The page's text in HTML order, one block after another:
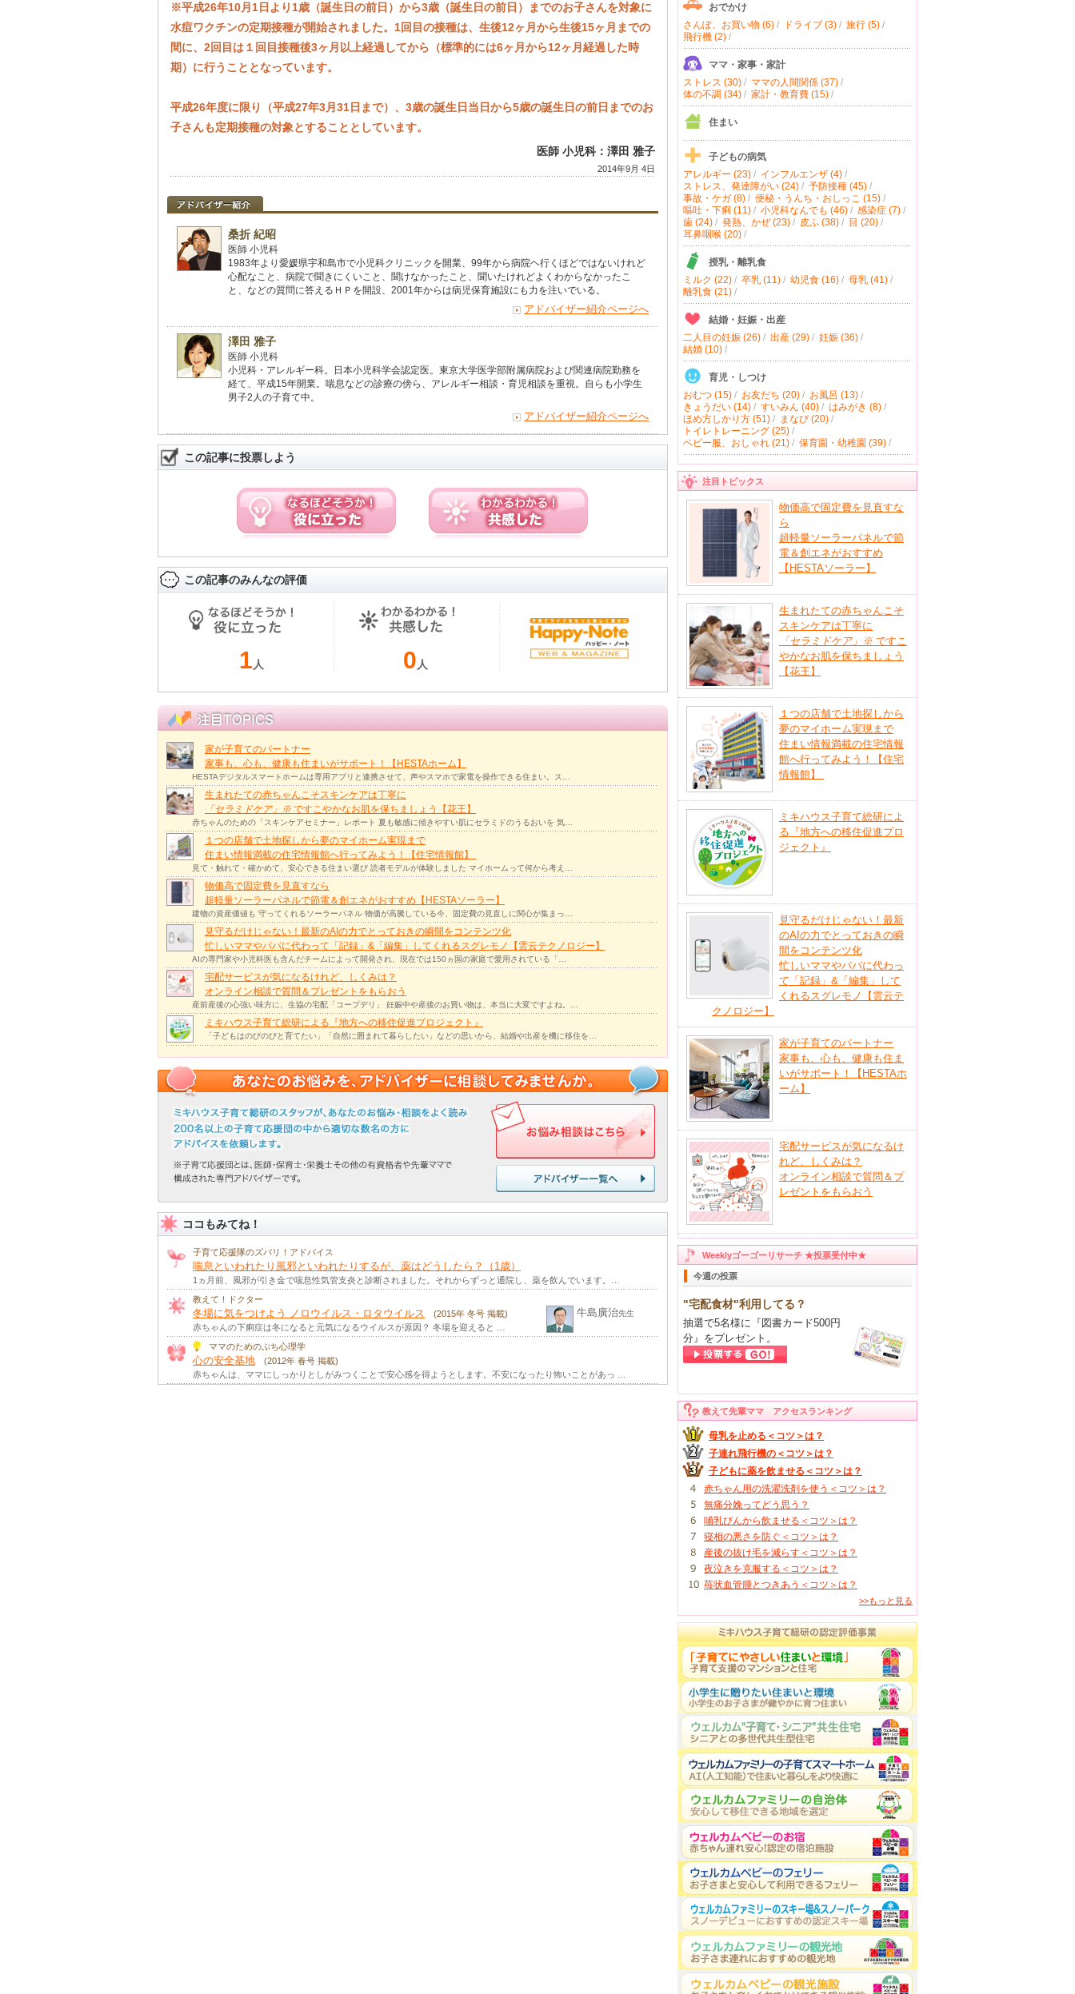
※平成26年10月1日より1歳（誕生日の前日）から3歳（誕生日の前日）までのお子さんを対象に
水痘ワクチンの定期接種が開始されました。1回目の接種は、生後12ヶ月から生後15ヶ月までの
間に、2回目は１回目接種後3ヶ月以上経過してから（標準的には6ヶ月から12ヶ月経過した時
期）に行うこととなっています。
平成26年度に限り（平成27年3月31日まで）、3歳の誕生日当日から5歳の誕生日の前日までのお
子さんも定期接種の対象とすることとしています。
医師 小児科：澤田 雅子
2014年9月 4日
桑折 紀昭
医師 小児科
1983年より愛媛県宇和島市で小児科クリニックを開業、99年から病院ヘ行くほどではないけれど
心配なこと、病院で聞きにくいこと、聞けなかったこと、聞いたけれどよくわからなかったこ
と、などの質問に答えるＨＰを開設、2001年からは病児保育施設にも力を注いでいる。
アドバイザー紹介ページへ
澤田 雅子
医師 小児科
小児科・アレルギー科。日本小児科学会認定医。東京大学医学部附属病院および関連病院勤務を
経て、平成15年開業。喘息などの診療の傍ら、アレルギー相談・育児相談を重視。自らも小学生
男子2人の子育て中。
アドバイザー紹介ページへ
この記事に投票しよう
この記事のみんなの評価
1 人 0 人
家が子育てのパートナー
家事も、心も、健康も住まいがサポート！【HESTAホーム】
HESTAデジタルスマートホームは専用アプリと連携させて、声やスマホで家電を操作できる住まい。ス…
生まれたての赤ちゃんこそスキンケアは丁寧に
「セラミドケア」 ※ですこやかなお肌を保ちましょう【花王】
赤ちゃんのための「スキンケアセミナー」レポート 夏も敏感に傾きやすい肌にセラミドのうるおいを 気…
１つの店舗で土地探しから夢のマイホーム実現まで
住まい情報満載の住宅情報館へ行ってみよう！【住宅情報館】
見て・触れて・確かめて、安心できる住まい選び 読者モデルが体験しました マイホームって何から考え…
物価高で固定費を見直すなら
超軽量ソーラーパネルで節電＆創エネがおすすめ【HESTAソーラー】
建物の資産価値も 守ってくれるソーラーパネル 物価が高騰している今、固定費の見直しに関心が集まっ…
見守るだけじゃない！最新のAIの力でとっておきの瞬間をコンテンツ化
忙しいママやパパに代わって「記録」&「編集」してくれるスグレモノ【雲云テクノロジー】
AIの専門家や小児科医も含んだチームによって開発され、現在では150ヵ国の家庭で愛用されている「…
宅配サービスが気になるけれど、しくみは？
オンライン相談で質問＆プレゼントをもらおう
産前産後の心強い味方に、生協の宅配「コープデリ」 妊娠中や産後のお買い物は、本当に大変ですよね。…
ミキハウス子育て総研による『地方への移住促進プロジェクト』
「子どもはのびのびと育てたい」「自然に囲まれて暮らしたい」などの思いから、結婚や出産を機に移住を…
ココもみてね！
子育て応援隊のズバリ！アドバイス
喘息といわれたり風邪といわれたりするが、薬はどうしたら？（1歳）
1ヵ月前、風邪が引き金で喘息性気管支炎と診断されました。それからずっと通院し、薬を飲んでいます。…
教えて！ドクター
冬場に気をつけよう ノロウイルス・ロタウイルス
(2015年 冬号 掲載)
赤ちゃんの下痢症は冬になると元気になるウイルスが原因？ 冬場を迎えると …
牛島廣治先生
ママのためのぷち心理学
心の安全基地
(2012年 春号 掲載)
赤ちゃんは、ママにしっかりとしがみつくことで安心感を得ようとします。不安になったり怖いことがあっ …
おでかけ
さんぽ、お買い物 (6)/ ドライブ (3)/ 旅行 (5)/
飛行機 (2)/
ママ・家事・家計
ストレス (30)/ ママの人間関係 (37)/
体の不調 (34)/ 家計・教育費 (15)/
住まい
子どもの病気
アレルギー (23)/ インフルエンザ (4)/
ストレス、発達障がい (24)/ 予防接種 (45)/
事故・ケガ (8)/ 便秘・うんち・おしっこ (15)/
嘔吐・下痢 (11)/ 小児科なんでも (46)/ 感染症 (7)/
歯 (24)/ 発熱、かぜ (23)/ 皮ふ (38)/ 目 (20)/
耳鼻咽喉 (20)/
授乳・離乳食
ミルク (22)/ 卒乳 (11)/ 幼児食 (16)/ 母乳 (41)/
離乳食 (21)/
結婚・妊娠・出産
二人目の妊娠 (26)/ 出産 (29)/ 妊娠 (36)/
結婚 (10)/
育児・しつけ
おむつ (15)/ お友だち (20)/ お風呂 (13)/
きょうだい (14)/ すいみん (40)/ はみがき (8)/
ほめ方しかり方 (51)/ まなび (20)/
トイレトレーニング (25)/
ベビー服、おしゃれ (21)/ 保育園・幼稚園 (39)/
注目トピックス
物価高で固定費を見直すな
ら
超軽量ソーラーパネルで節
電＆創エネがおすすめ
【HESTAソーラー】
生まれたての赤ちゃんこそ
スキンケアは丁寧に
「セラミドケア」 ※ ですこ
やかなお肌を保ちましょう
【花王】
１つの店舗で土地探しから
夢のマイホーム実現まで
住まい情報満載の住宅情報
館へ行ってみよう！【住宅
情報館】
ミキハウス子育て総研によ
る『地方への移住促進プロ
ジェクト』
見守るだけじゃない！最新
のAIの力でとっておきの瞬
間をコンテンツ化
忙しいママやパパに代わっ
て「記録」&「編集」して
くれるスグレモノ【雲云テ
クノロジー】
家が子育てのパートナー
家事も、心も、健康も住ま
いがサポート！【HESTAホ
ーム】
宅配サービスが気になるけ
れど、しくみは？
オンライン相談で質問＆プ
レゼントをもらおう
Weeklyゴーゴーリサーチ ★投票受付中★
今週の投票
"宅配食材"利用してる？
抽選で5名様に『図書カード500円
分』をプレゼント。
教えて先輩ママ アクセスランキング
母乳を止める＜コツ＞は？
子連れ飛行機の＜コツ＞は？
子どもに薬を飲ませる＜コツ＞は？
赤ちゃん用の洗濯洗剤を使う＜コツ＞は？
無痛分娩ってどう思う？
哺乳びんから飲ませる＜コツ＞は？
寝相の悪さを防ぐ＜コツ＞は？
産後の抜け毛を減らす＜コツ＞は？
夜泣きを克服する＜コツ＞は？
苺状血管腫とつきあう＜コツ＞は？
>>もっと見る